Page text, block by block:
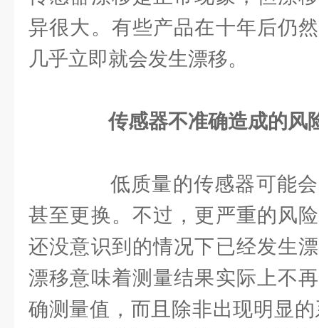
异很大。有些产品在十年后仍
几乎立即就会发生漂移。
传感器不准确造成的风
低质量的传感器可能会
甚至更换。不过，更严重的风
还没意识到的情况下已经发生
漂移意味着测量结果实际上不
确测量值，而且除非出现明显